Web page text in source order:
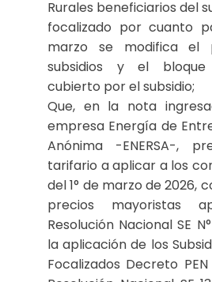
Rurales beneficiarios del
focalizado por cuanto
marzo se modifica el
subsidios y el
cubierto por el subsidio;
Que, en la nota
empresa Energía de
Anónima -ENERSA-,
tarifario a aplicar a los
del 1° de marzo de 2026,
precios mayoristas
Resolución Nacional SE
la aplicación de los
Focalizados Decreto